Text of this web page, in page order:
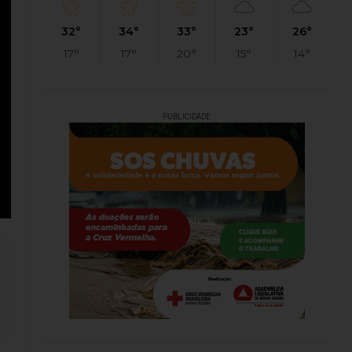
32°
17°
34°
17°
33°
20°
23°
15°
26°
14°
PUBLICIDADE